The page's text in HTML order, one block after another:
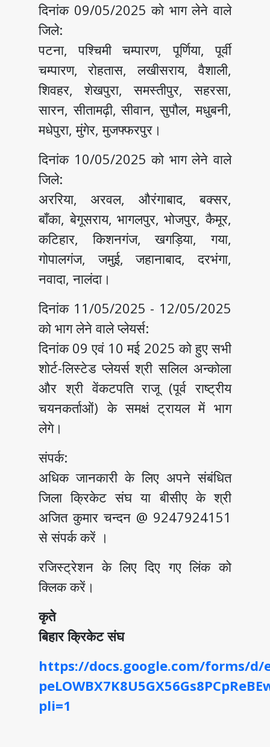
दिनांक 09/05/2025 को भाग लेने वाले
जिले:
पटना, पश्चिमी चम्पारण, पूर्णिया, पूर्वी
चम्पारण, रोहतास, लखीसराय, वैशाली,
शिवहर, शेखपुरा, समस्तीपुर, सहरसा,
सारन, सीतामढ़ी, सीवान, सुपौल, मधुबनी,
मधेपुरा, मुंगेर, मुजफ्फरपुर।
दिनांक 10/05/2025 को भाग लेने वाले
जिले:
अररिया, अरवल, औरंगाबाद, बक्सर,
बाँका, बेगूसराय, भागलपुर, भोजपुर, कैमूर,
कटिहार, किशनगंज, खगड़िया, गया,
गोपालगंज, जमुई, जहानाबाद, दरभंगा,
नवादा, नालंदा।
दिनांक 11/05/2025 - 12/05/2025
को भाग लेने वाले प्लेयर्स:
दिनांक 09 एवं 10 मई 2025 को हुए सभी
शोर्ट-लिस्टेड प्लेयर्स श्री सलिल अन्कोला
और श्री वेंकटपति राजू (पूर्व राष्ट्रीय
चयनकर्ताओं) के समक्षं ट्रायल में भाग
लेगे।
संपर्क:
अधिक जानकारी के लिए अपने संबंधित
जिला क्रिकेट संघ या बीसीए के श्री
अजित कुमार चन्दन @ 9247924151
से संपर्क करें ।
रजिस्ट्रेशन के लिए दिए गए लिंक को
क्लिक करें।
कृते
बिहार क्रिकेट संघ
https://docs.google.com/forms/d/
pli=1